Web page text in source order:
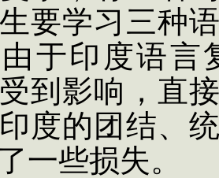
要学习三种
于印度语言
到影响，直
度的团结、
一些损失。